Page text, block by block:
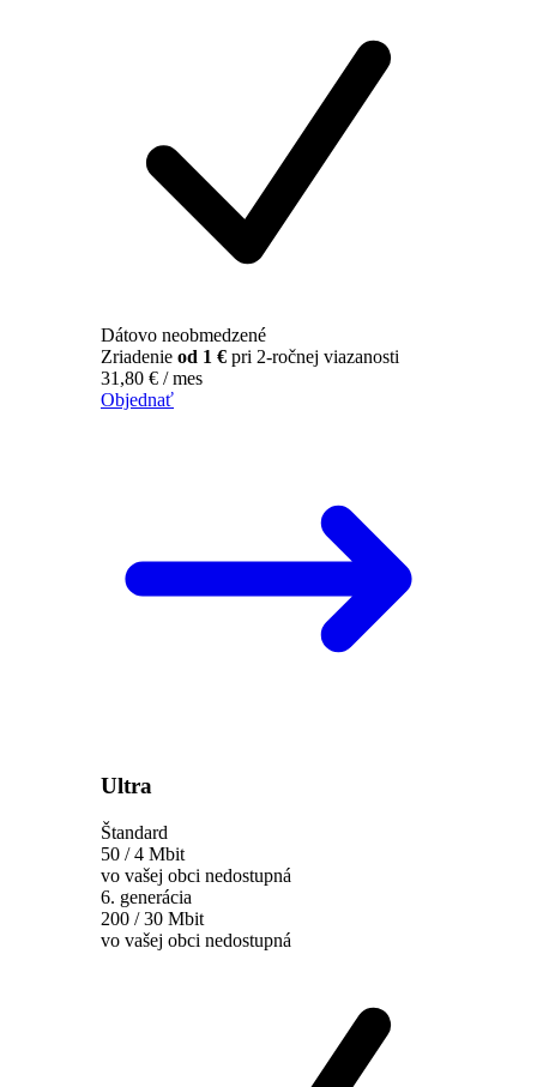
Dátovo neobmedzené
Zriadenie od 1 € pri 2-ročnej viazanosti
31,80 € / mes
Objednať
Ultra
Štandard
50 / 4 Mbit
vo vašej obci nedostupná
6. generácia
200 / 30 Mbit
vo vašej obci nedostupná